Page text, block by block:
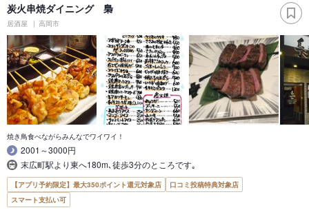
炭火串焼ダイニング 梟
居酒屋 高岡市
焼き鳥食べながらみんなでワイワイ！
2001～3000円
末広町駅より東へ180m､徒歩3分のところです｡
【アプリ予約限定】最大350ポイント還元対象店
口コミ投稿特典対象店
スマート支払い可